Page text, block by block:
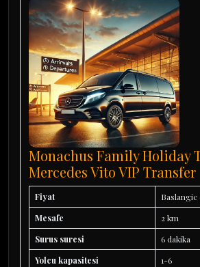
Monachus Family Holiday
Mercedes Vito VIP Transfer
Fiyat
Baslangic
Mesafe
2 km
Surus suresi
6 dakika
Yolcu kapasitesi
1-6